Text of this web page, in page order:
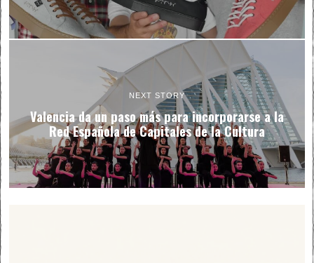
NEXT STORY
Valencia da un paso más para incorporarse a la
Red Española de Capitales de la Cultura